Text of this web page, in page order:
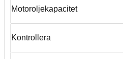
Motoroljekapacitet
Kontrollera